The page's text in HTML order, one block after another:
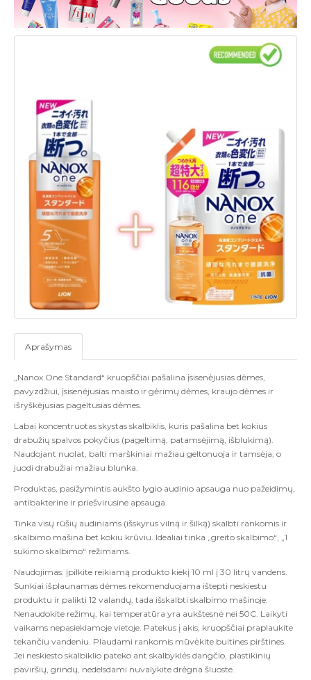
Aprašymas
„Nanox One Standard“ kruopščiai pašalina įsisenėjusias dėmes,
pavyzdžiui, įsisenėjusias maisto ir gėrimų dėmes, kraujo dėmes ir
išryškėjusias pageltusias dėmes.
Labai koncentruotas skystas skalbiklis, kuris pašalina bet kokius
drabužių spalvos pokyčius (pageltimą, patamsėjimą, išblukimą).
Naudojant nuolat, balti marškiniai mažiau geltonuoja ir tamsėja, o
juodi drabužiai mažiau blunka.
Produktas, pasižymintis aukšto lygio audinio apsauga nuo pažeidimų,
antibakterine ir priešvirusine apsauga.
Tinka visų rūšių audiniams (išskyrus vilną ir šilką) skalbti rankomis ir
skalbimo mašina bet kokiu krūviu. Idealiai tinka „greito skalbimo“, „1
sukimo skalbimo“ režimams.
Naudojimas: įpilkite reikiamą produkto kiekį 10 ml į 30 litrų vandens.
Sunkiai išplaunamas dėmes rekomenduojama ištepti neskiestu
produktu ir palikti 12 valandų, tada išskalbti skalbimo mašinoje.
Nenaudokite režimų, kai temperatūra yra aukštesnė nei 50C. Laikyti
vaikams nepasiekiamoje vietoje. Patekus į akis, kruopščiai praplaukite
tekančiu vandeniu. Plaudami rankomis mūvėkite buitines pirštines.
Jei neskiesto skalbiklio pateko ant skalbyklės dangčio, plastikinių
paviršių, grindų, nedelsdami nuvalykite drėgna šluoste.